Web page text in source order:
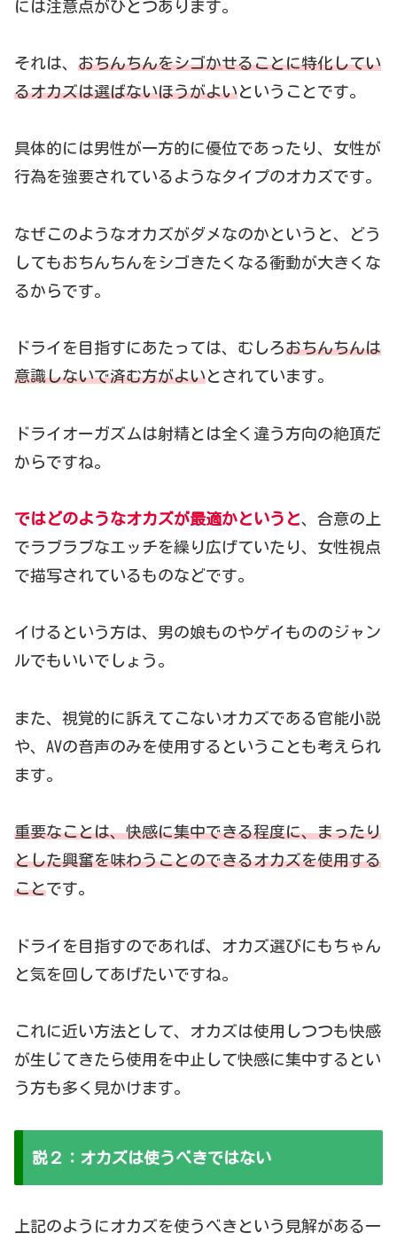
には注意点がひとつあります。
それは、 おちんちんをシゴかせることに特化してい
るオカズは選ばないほうがよいということです。
具体的には男性が一方的に優位であったり、女性が
行為を強要されているようなタイプのオカズです。
なぜこのようなオカズがダメなのかというと、どう
してもおちんちんをシゴきたくなる衝動が大きくな
るからです。
ドライを目指すにあたっては、むしろおちんちんは
意識しないで済む方がよいとされています。
ドライオーガズムは射精とは全く違う方向の絶頂だ
からですね。
ではどのようなオカズが最適かというと、合意の上
でラブラブなエッチを繰り広げていたり、女性視点
で描写されているものなどです。
イけるという方は、男の娘ものやゲイもののジャン
ルでもいいでしょう。
また、視覚的に訴えてこないオカズである官能小説
や、AVの音声のみを使用するということも考えられ
ます。
重要なことは、快感に集中できる程度に、まったり
とした興奮を味わうことのできるオカズを使用する
ことです。
ドライを目指すのであれば、オカズ選びにもちゃん
と気を回してあげたいですね。
これに近い方法として、オカズは使用しつつも快感
が生じてきたら使用を中止して快感に集中するとい
う方も多く見かけます。
説２：オカズは使うべきではない
上記のようにオカズを使うべきという見解がある一